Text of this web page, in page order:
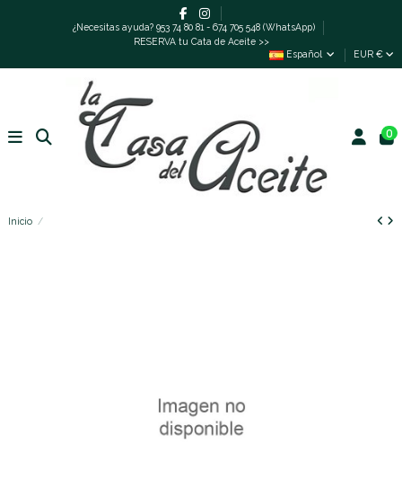
¿Necesitas ayuda? 953 74 80 81 - 674 705 548 (WhatsApp)
RESERVA tu Cata de Aceite >>
Español
EUR €
0
Inicio